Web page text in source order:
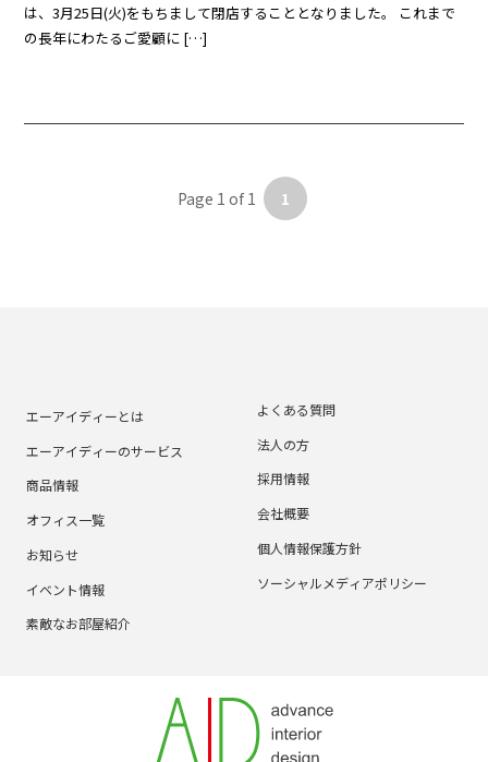
は、3月25日(火)をもちまして閉店することとなりました。 これまで
の長年にわたるご愛顧に […]
Page 1 of 1 1
エーアイディーとは
エーアイディーのサービス
商品情報
オフィス一覧
お知らせ
イベント情報
素敵なお部屋紹介
よくある質問
法人の方
採用情報
会社概要
個人情報保護方針
ソーシャルメディアポリシー